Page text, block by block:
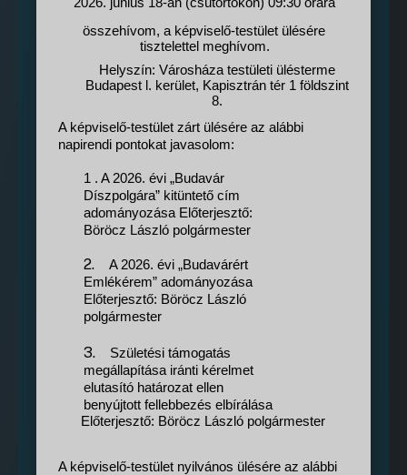
összehívom, a képviselő-testület ülésére
tisztelettel meghívom.
Helyszín: Városháza testületi ülésterme
Budapest l. kerület, Kapisztrán tér 1 földszint
8.
A képviselő-testület zárt ülésére az alábbi
napirendi pontokat javasolom:
1 . A 2026. évi „Budavár
Díszpolgára” kitüntető cím
adományozása Előterjesztő:
Böröcz László polgármester
2.
A 2026. évi „Budavárért
Emlékérem” adományozása
Előterjesztő: Böröcz László
polgármester
3.
Születési támogatás
megállapítása iránti kérelmet
elutasító határozat ellen
benyújtott fellebbezés elbírálása
Előterjesztő: Böröcz László polgármester
A képviselő-testület nyilvános ülésére az alábbi